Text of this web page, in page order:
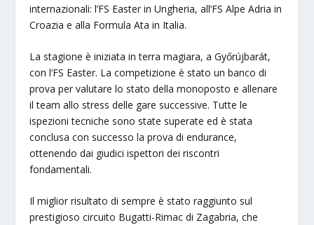
internazionali: l’FS Easter in Ungheria, all’FS Alpe Adria in
Croazia e alla Formula Ata in Italia.
La stagione è iniziata in terra magiara, a Győrújbarát,
con l’FS Easter. La competizione è stato un banco di
prova per valutare lo stato della monoposto e allenare
il team allo stress delle gare successive. Tutte le
ispezioni tecniche sono state superate ed è stata
conclusa con successo la prova di endurance,
ottenendo dai giudici ispettori dei riscontri
fondamentali.
Il miglior risultato di sempre è stato raggiunto sul
prestigioso circuito Bugatti-Rimac di Zagabria, che